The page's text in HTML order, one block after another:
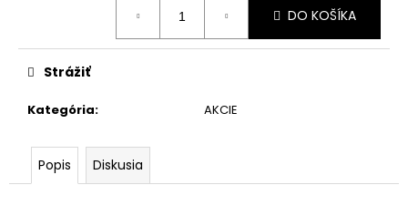
DO KOŠÍKA
Kategória: AKCIE
Strážiť
Popis Diskusia